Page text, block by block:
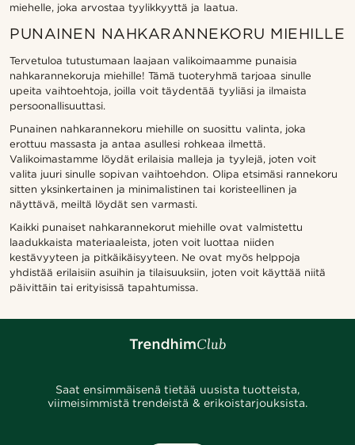
miehelle, joka arvostaa tyylikkyyttä ja laatua.
PUNAINEN NAHKARANNEKORU MIEHILLE
Tervetuloa tutustumaan laajaan valikoimaamme punaisia
nahkarannekoruja miehille! Tämä tuoteryhmä tarjoaa sinulle
upeita vaihtoehtoja, joilla voit täydentää tyyliäsi ja ilmaista
persoonallisuuttasi.
Punainen nahkarannekoru miehille on suosittu valinta, joka
erottuu massasta ja antaa asullesi rohkeaa ilmettä.
Valikoimastamme löydät erilaisia malleja ja tyylejä, joten voit
valita juuri sinulle sopivan vaihtoehdon. Olipa etsimäsi rannekoru
sitten yksinkertainen ja minimalistinen tai koristeellinen ja
näyttävä, meiltä löydät sen varmasti.
Kaikki punaiset nahkarannekorut miehille ovat valmistettu
laadukkaista materiaaleista, joten voit luottaa niiden
kestävyyteen ja pitkäikäisyyteen. Ne ovat myös helppoja
yhdistää erilaisiin asuihin ja tilaisuuksiin, joten voit käyttää niitä
päivittäin tai erityisissä tapahtumissa.
Saat ensimmäisenä tietää uusista tuotteista,
viimeisimmistä trendeistä & erikoistarjouksista.